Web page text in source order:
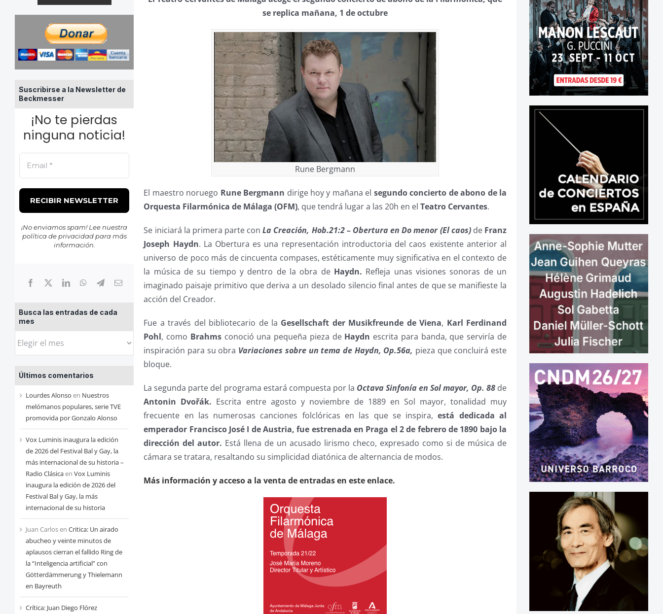
Suscribirse a la Newsletter de
Beckmesser
¡No te pierdas
ninguna noticia!
¡No enviamos spam! Lee nuestra
política de privacidadpara más
información.
Busca las entradas de cada
mes
Busca
entradas
de
cada
mes
Últimos comentarios
Lourdes Alonso en Nuestros
melómanos populares, serie TVE
promovida por Gonzalo Alonso
Vox Luminis inaugura la edición
de 2026 del Festival Bal y Gay, la
más internacional de su historia –
Radio Clásicaen Vox Luminis
inaugura la edición de 2026 del
Festival Bal y Gay, la más
internacional de su historia
Juan Carlosen Critica: Un airado
abucheo y veinte minutos de
aplausos cierran el fallido Ring de
la “Inteligencia artificial” con
Götterdämmerung y Thielemann
en Bayreuth
Crítica: Juan Diego Flórez
se replica mañana, 1 de octubre
Rune Bergmann
El maestro noruego Rune Bergmann dirige hoy y mañana el segundo concierto de abono de la
Orquesta Filarmónica de Málaga (OFM), que tendrá lugar a las 20h en elTeatro Cervantes.
Se iniciará la primera parte conLa Creación, Hob.21:2 – Obertura en Do menor (El caos) deFranz
Joseph Haydn. La Obertura es una representación introductoria del caos existente anterior al
universo de poco más de cincuenta compases, estéticamente muy significativa en el contexto de
la música de su tiempo y dentro de la obra de Haydn. Refleja unas visiones sonoras de un
imaginado paisaje primitivo que deriva a un desolado silencio final antes de que se manifieste la
acción del Creador.
Fue a través del bibliotecario de la Gesellschaft der Musikfreunde de Viena, Karl Ferdinand
Pohl, como Brahmsconoció una pequeña pieza de Haydn escrita para banda, que serviría de
inspiración para su obra Variaciones sobre un tema de Haydn, Op.56a, pieza que concluirá este
bloque.
La segunda parte del programa estará compuesta por la Octava Sinfonía en Sol mayor, Op. 88 de
Antonin Dvořák. Escrita entre agosto y noviembre de 1889 en Sol mayor, tonalidad muy
frecuente en las numerosas canciones folclóricas en las que se inspira,está dedicada al
emperador Francisco José I de Austria, fue estrenada en Praga el 2 de febrero de 1890 bajo la
dirección del autor. Está llena de un acusado lirismo checo, expresado como si de música de
cámara se tratara, resaltando su simplicidad diatónica de alternancia de modos.
Más información y acceso a la venta de entradas en este enlace.